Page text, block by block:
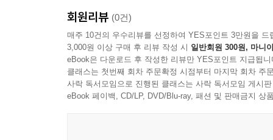
거의 애석한 일처럼 보입니다. 태양 아래서 온통
희망차 보이니까요. 그리고 사람은 종종 집을 무
그가 유심히 살피던 대상에서 고개를 돌렸을 때,
남자였지만, (지금 상황에서는) 그를 일종의 불
땅딸막한 남자로, 오히려 너무 의식적으로 서구화
회원리뷰 (0건)
매주 10건의 우수리뷰를 선정하여 YES포인트 3만원을 드
3,000원 이상 구매 후 리뷰 작성 시 일반회원 300원, 마니
eBook은 다운로드 후 작성한 리뷰만 YES포인트 지급됩니
클래스는 첫번째 회차 주문확정 시점부터 마지막 회차 주
사락 독서모임으로 진행된 클래스는 사락 독서모임 게시
eBook 페이백, CD/LP, DVD/Blu-ray, 패션 및 판매금지 상